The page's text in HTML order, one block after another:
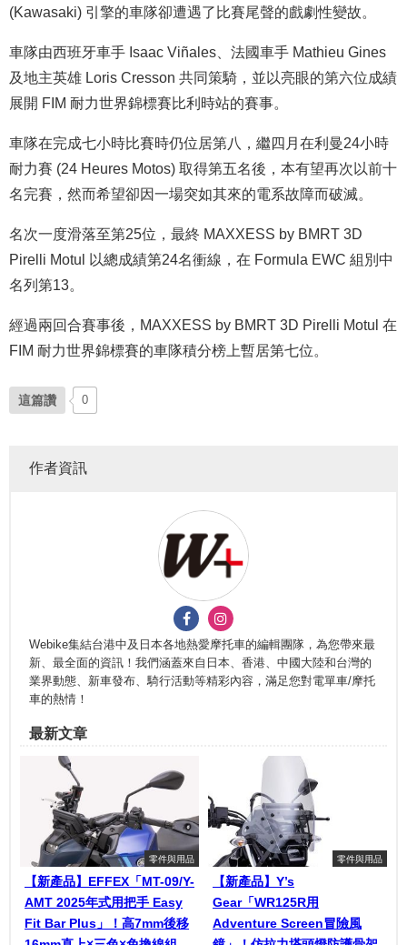
(Kawasaki) 引擎的車隊卻遭遇了比賽尾聲的戲劇性變故。
車隊由西班牙車手 Isaac Viñales、法國車手 Mathieu Gines
及地主英雄 Loris Cresson 共同策騎，並以亮眼的第六位成績
展開 FIM 耐力世界錦標賽比利時站的賽事。
車隊在完成七小時比賽時仍位居第八，繼四月在利曼24小時
耐力賽 (24 Heures Motos) 取得第五名後，本有望再次以前十
名完賽，然而希望卻因一場突如其來的電系故障而破滅。
名次一度滑落至第25位，最終 MAXXESS by BMRT 3D
Pirelli Motul 以總成績第24名衝線，在 Formula EWC 組別中
名列第13。
經過兩回合賽事後，MAXXESS by BMRT 3D Pirelli Motul 在
FIM 耐力世界錦標賽的車隊積分榜上暫居第七位。
這篇讚 0
作者資訊
Webike集結台港中及日本各地熱愛摩托車的編輯團隊，為您帶來最
新、最全面的資訊！我們涵蓋來自日本、香港、中國大陸和台灣的
業界動態、新車發布、騎行活動等精彩內容，滿足您對電單車/摩托
車的熱情！
最新文章
零件與用品
【新產品】EFFEX「MT-09/Y-
AMT 2025年式用把手 Easy
Fit Bar Plus」！高7mm後移
零件與用品
【新產品】Y’s
Gear「WR125R用
Adventure Screen冒險風